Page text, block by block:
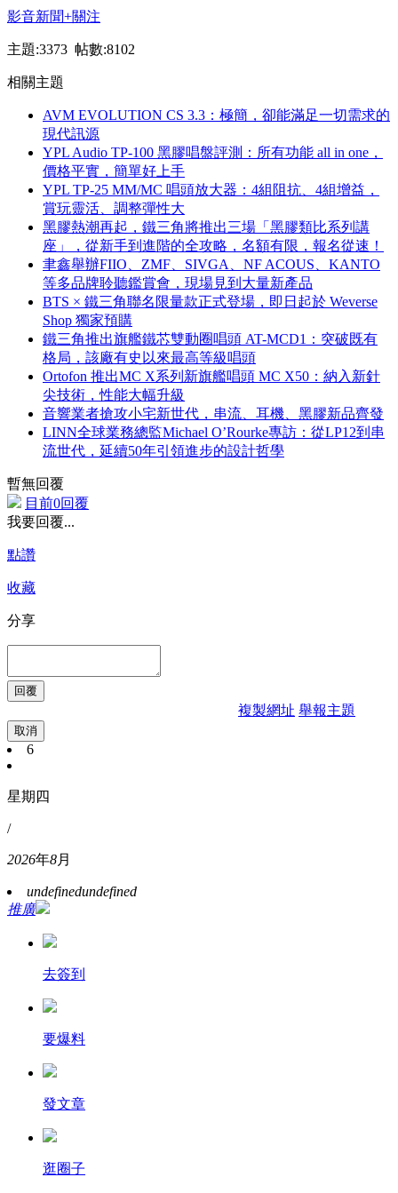
影音新聞+關注
主題:3373 帖數:8102
相關主題
AVM EVOLUTION CS 3.3：極簡，卻能滿足一切需求的
現代訊源
YPL Audio TP-100 黑膠唱盤評測：所有功能 all in one，
價格平實，簡單好上手
YPL TP-25 MM/MC 唱頭放大器：4組阻抗、4組增益，
賞玩靈活、調整彈性大
黑膠熱潮再起，鐵三角將推出三場「黑膠類比系列講
座」，從新手到進階的全攻略，名額有限，報名從速！
聿鑫舉辦FIIO、ZMF、SIVGA、NF ACOUS、KANTO
等多品牌聆聽鑑賞會，現場見到大量新產品
BTS × 鐵三角聯名限量款正式登場，即日起於 Weverse
Shop 獨家預購
鐵三角推出旗艦鐵芯雙動圈唱頭 AT-MCD1：突破既有
格局，該廠有史以來最高等級唱頭
Ortofon 推出MC X系列新旗艦唱頭 MC X50：納入新針
尖技術，性能大幅升級
音響業者搶攻小宅新世代，串流、耳機、黑膠新品齊發
LINN全球業務總監Michael O’Rourke專訪：從LP12到串
流世代，延續50年引領進步的設計哲學
暫無回覆
目前0回覆
我要回覆...
點讚
收藏
分享
複製網址 舉報主題
取消
6
星期四
/
2026年8月
undefinedundefined
推廣
去簽到
要爆料
發文章
逛圈子